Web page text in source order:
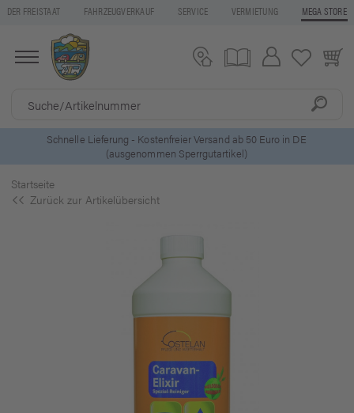
DER FREISTAAT FAHRZEUGVERKAUF SERVICE VERMIETUNG MEGA STORE
Schnelle Lieferung - Kostenfreier Versand ab 50 Euro in DE
(ausgenommen Sperrgutartikel)
Startseite
Zurück zur Artikelübersicht